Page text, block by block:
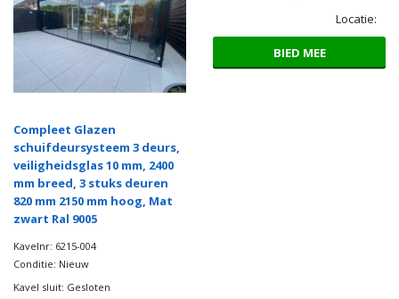
Compleet Glazen
schuifdeursysteem 3 deurs,
veiligheidsglas 10 mm, 2400
mm breed, 3 stuks deuren
820 mm 2150 mm hoog, Mat
zwart Ral 9005
Kavelnr: 6215-004
Conditie: Nieuw
Kavel sluit: Gesloten
Locatie:
BIED MEE